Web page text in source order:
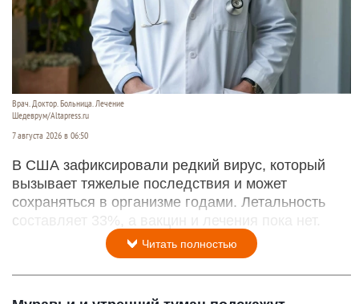
Врач. Доктор. Больница. Лечение
Шедеврум/Altapress.ru
7 августа 2026 в 06:50
В США зафиксировали редкий вирус, который
вызывает тяжелые последствия и может
сохраняться в организме годами. Летальность
составляет 33%, а вакцин и лечения пока нет.
Читать полностью